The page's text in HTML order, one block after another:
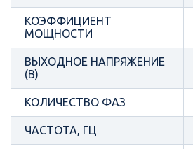
КОЭФФИЦИЕНТ
МОЩНОСТИ
ВЫХОДНОЕ НАПРЯЖЕНИЕ
(В)
КОЛИЧЕСТВО ФАЗ
ЧАСТОТА, ГЦ